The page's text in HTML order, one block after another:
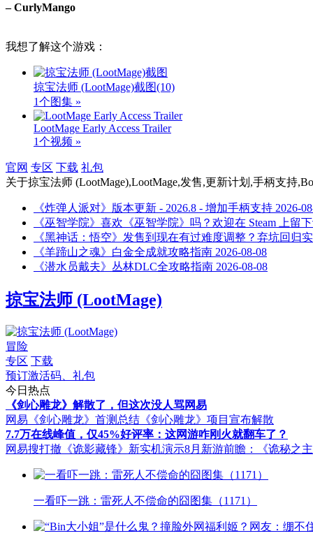
– CurlyMango
我想了解这个游戏：
掠宝法师 (LootMage)截图(10)
1个图集 »
LootMage Early Access Trailer
1个视频 »
官网 专区 下载 礼包
关于掠宝法师 (LootMage),LootMage,发售,更新计划,手柄支持
《炸弹人派对》版本更新 - 2026.8 - 增加手柄支持 2026-
《巫智学院》喜欢《巫智学院》吗？欢迎在 Steam 上留
《黑神话：悟空》发售到现在有过难度调整？弃坑回归
《羊蹄山之魂》白金全成就攻略指南 2026-08-08
《潜水员戴夫》丛林DLC全攻略指南 2026-08-08
掠宝法师 (LootMage)
冒险
专区 下载
预订激活码、礼包
今日热点
《剑心雕龙》解散了，但这次没人骂网易
网易《剑心雕龙》首测总结 《剑心雕龙》项目宣布解散
7.7万在线峰值，仅45%好评率：这网游咋刚火就翻车了？
网易搜打撤《诡影藏锋》新实机演示8月新游前瞻：《诡秘之
一看吓一跳：雷死人不偿命的囧图集（1171）